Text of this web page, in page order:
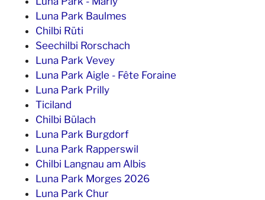
Luna Park Baulmes
Chilbi Rüti
Seechilbi Rorschach
Luna Park Vevey
Luna Park Aigle - Fête Foraine
Luna Park Prilly
Ticiland
Chilbi Bülach
Luna Park Burgdorf
Luna Park Rapperswil
Chilbi Langnau am Albis
Luna Park Morges 2026
Luna Park Chur